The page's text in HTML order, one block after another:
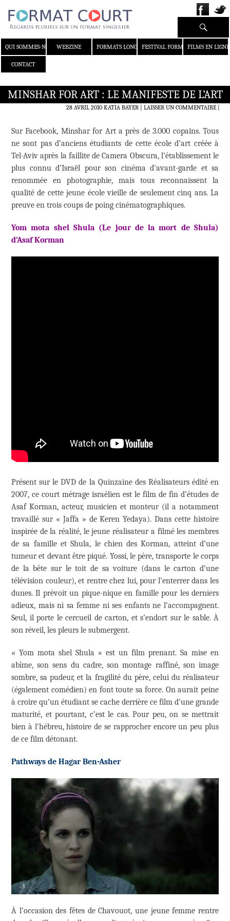
QUI SOMMES-NOUS ?WEBZINE FORMATS LONGS FESTIVAL FORMAT COURT
FILMS EN LIGNE
CONTACT
Recherche
MINSHAR FOR ART : LE MANIFESTE DE L’ART
28 AVRIL 2010 KATIA BAYER LAISSER UN COMMENTAIRE|
Sur Facebook, Minshar for Art a près de 3.000 copains. Tous
ne sont pas d’anciens étudiants de cette école d’art créée à
Tel-Aviv après la faillite de Camera Obscura, l’établissement le
plus connu d’Israël pour son cinéma d’avant-garde et sa
renommée en photographie, mais tous reconnaissent la
qualité de cette jeune école vieille de seulement cinq ans. La
preuve en trois coups de poing cinématographiques.
Yom mota shel Shula (Le jour de la mort de Shula)
d’Asaf Korman
Présent sur le DVD de la Quinzaine des Réalisateurs édité en
2007, ce court métrage israélien est le film de fin d’études de
Asaf Korman, acteur, musicien et monteur (il a notamment
travaillé sur « Jaffa » de Keren Yedaya). Dans cette histoire
inspirée de la réalité, le jeune réalisateur a filmé les membres
de sa famille et Shula, le chien des Korman, atteint d’une
tumeur et devant être piqué. Yossi, le père, transporte le corps
de la bête sur le toit de sa voiture (dans le carton d’une
télévision couleur), et rentre chez lui, pour l’enterrer dans les
dunes. Il prévoit un pique-nique en famille pour les derniers
adieux, mais ni sa femme ni ses enfants ne l’accompagnent.
Seul, il porte le cercueil de carton, et s’endort sur le sable. À
son réveil, les pleurs le submergent.
« Yom mota shel Shula » est un film prenant. Sa mise en
abîme, son sens du cadre, son montage raffiné, son image
sombre, sa pudeur, et la fragilité du père, celui du réalisateur
(également comédien) en font toute sa force. On aurait peine
à croire qu’un étudiant se cache derrière ce film d’une grande
maturité, et pourtant, c’est le cas. Pour peu, on se mettrait
bien à l’hébreu, histoire de se rapprocher encore un peu plus
de ce film détonant.
Pathways de Hagar Ben-Asher
À l’occasion des fêtes de Chavouot, une jeune femme rentre